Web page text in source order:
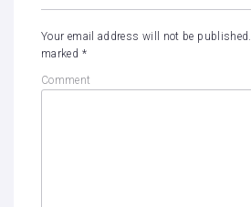
Your email address will not be published.
marked *
Comment